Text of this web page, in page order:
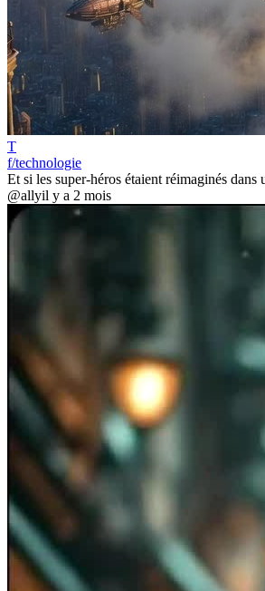
T
f/technologie
Et si les super-héros étaient réimaginés dans
@allyil y a 2 mois